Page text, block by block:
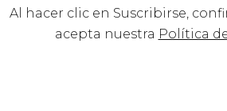
Al hacer clic en Suscribirse,
acepta nuestra Política